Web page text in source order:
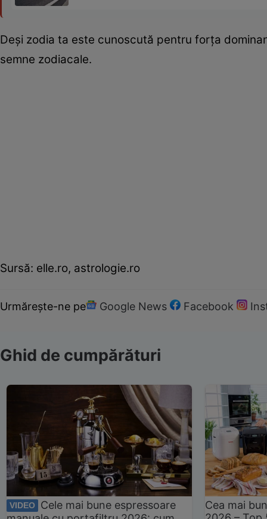
Deşi zodia ta este cunoscută pentru forţa
semne zodiacale.
Sursă: elle.ro, astrologie.ro
Urmărește-ne pe Google News Facebook
Ghid de cumpărături
VIDEO
Cele mai bune espressoare
Cea mai